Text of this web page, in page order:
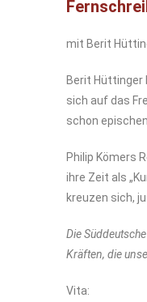
mit Berit
Berit Hüttinger
sich auf das
schon
Philip Kömers
ihre Zeit als
kreuzen sich,
Die
Kräften, die
Vita: